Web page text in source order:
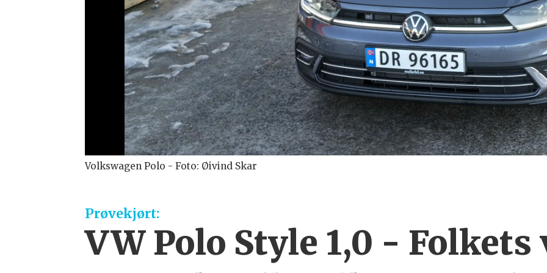
Volkswagen Polo - Foto: Øivind Skar
Prøvekjørt:
VW Polo Style 1,0 - Folkets